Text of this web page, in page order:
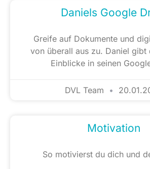
Daniels Google
Greife auf Dokumente und
von überall aus zu. Daniel gibt
Einblicke in seinen
DVL Team
Motivation
So motivierst du dich und